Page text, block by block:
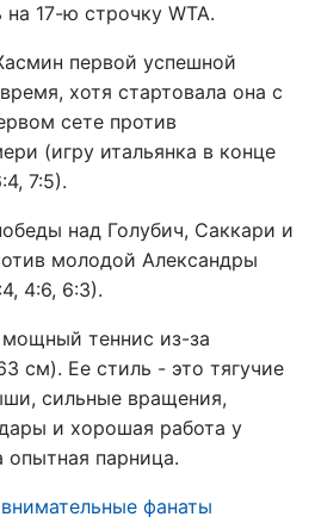
17-ю строчку WTA.
первой успешной
хотя стартовала она с
сете против
(игру итальянка в конце
7:5).
над Голубич, Саккари и
молодой Александры
4:6, 6:3).
теннис из-за
см). Ее стиль - это тягучие
сильные вращения,
и хорошая работа у
опытная парница.
фанаты